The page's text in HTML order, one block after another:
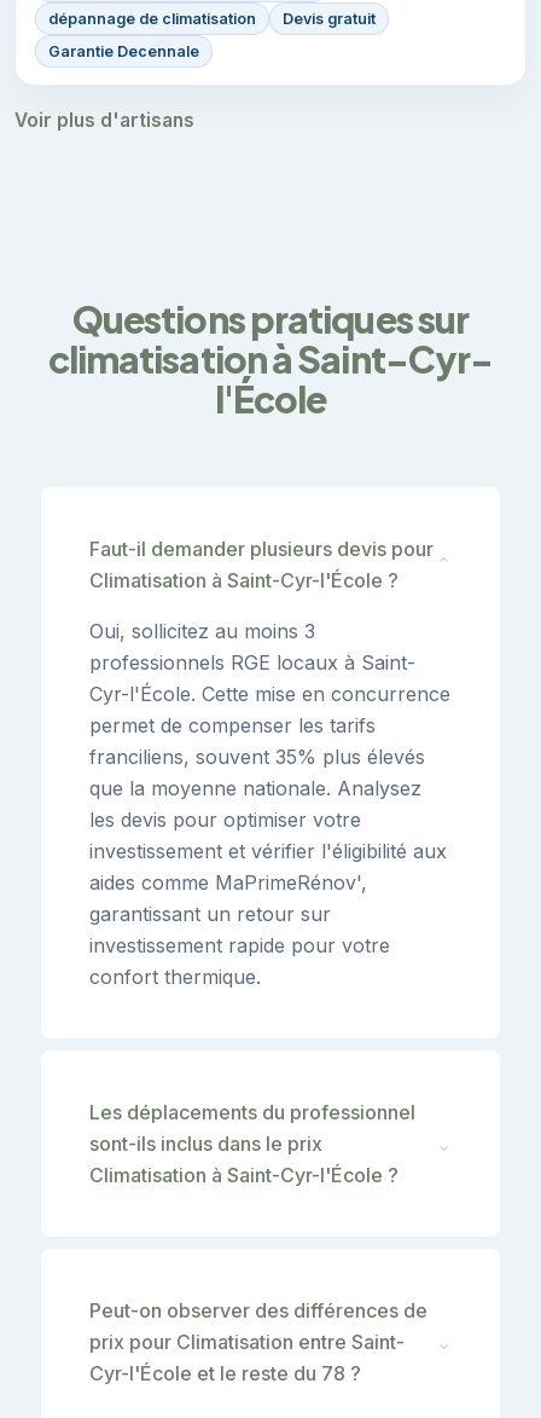
dépannage de climatisation
Devis gratuit
Garantie Decennale
Voir plus d'artisans
Questions pratiques sur
climatisation à Saint-Cyr-
l'École
Faut-il demander plusieurs devis pour
Climatisation à Saint-Cyr-l'École ?
⌄
Oui, sollicitez au moins 3
professionnels RGE locaux à Saint-
Cyr-l'École. Cette mise en concurrence
permet de compenser les tarifs
franciliens, souvent 35% plus élevés
que la moyenne nationale. Analysez
les devis pour optimiser votre
investissement et vérifier l'éligibilité aux
aides comme MaPrimeRénov',
garantissant un retour sur
investissement rapide pour votre
confort thermique.
Les déplacements du professionnel
sont-ils inclus dans le prix
Climatisation à Saint-Cyr-l'École ?
⌄
Peut-on observer des différences de
prix pour Climatisation entre Saint-
Cyr-l'École et le reste du 78 ?
⌄